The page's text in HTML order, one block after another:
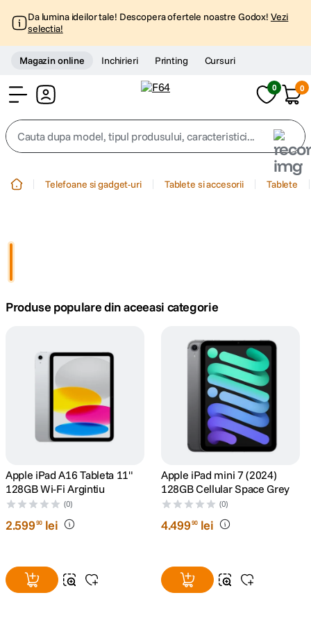
Da lumina ideilor tale! Descopera ofertele noastre Godox! Vezi
selectia!
Magazin online Inchirieri Printing Cursuri
0 0
Cauta dupa model, tipul produsului, caracteristici...
4. peak design
lavaliera
godox
8. ulanzi
9. card memorie
10 . nou
Telefoane si gadget-uri Tablete si accesorii Tablete
Produse populare din aceeasi categorie
Apple iPad A16 Tableta 11"
128GB Wi-Fi Argintiu
(0)
2.59990 lei
Apple iPad mini 7 (2024)
128GB Cellular Space Grey
(0)
4.49990 lei